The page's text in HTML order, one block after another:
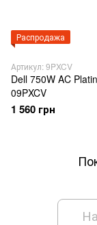
Распродажа
Артикул: 9PXCV
Dell 750W AC
09PXCV
1 560 грн